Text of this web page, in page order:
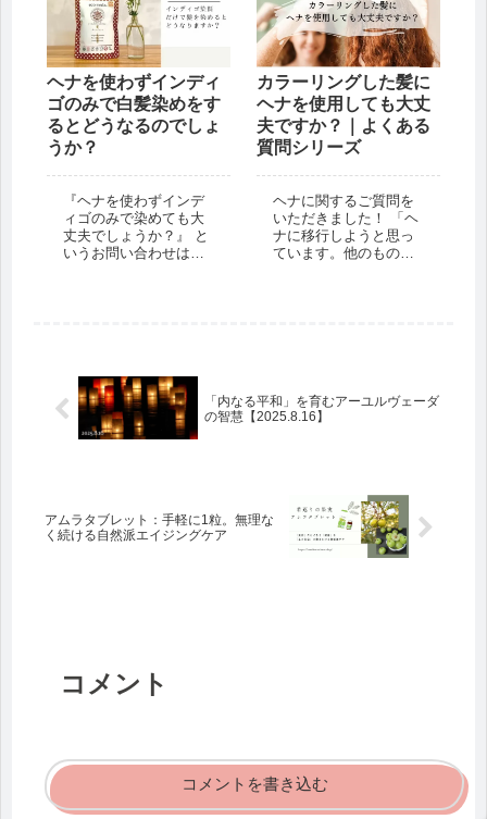
るし、いろんな効果が
得られるし...
ています。 今日は、そ
んな「ヘナ...
ヘナを使わずインディ
ゴのみで白髪染めをす
るとどうなるのでしょ
うか？
『ヘナを使わずインデ
ィゴのみで染めても大
丈夫でしょうか？』 と
いうお問い合わせは多
ラウン』と『ディー
プ...
カラーリングした髪に
ヘナを使用しても大丈
夫ですか？｜よくある
質問シリーズ
ヘナに関するご質問を
いただきました！ 「ヘ
ナに移行しようと思っ
ています。他のものに
...
「内なる平和」を育むアーユルヴェーダ
の智慧【2025.8.16】
アムラタブレット：手軽に1粒。無理な
く続ける自然派エイジングケア
コメント
コメントを書き込む